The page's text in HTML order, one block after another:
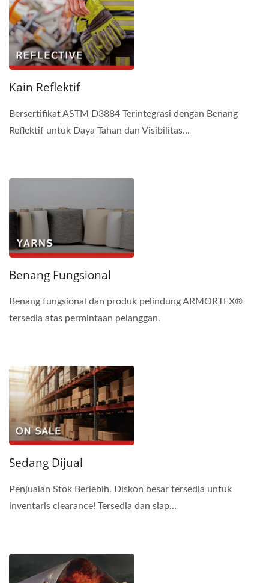
Kain Reflektif
Bersertifikat ASTM D3884 Terintegrasi dengan Benang
Reflektif untuk Daya Tahan dan Visibilitas...
Benang Fungsional
Benang fungsional dan produk pelindung ARMORTEX®
tersedia atas permintaan pelanggan.
Sedang Dijual
Penjualan Stok Berlebih. Diskon besar tersedia untuk
inventaris clearance! Tersedia dan siap...